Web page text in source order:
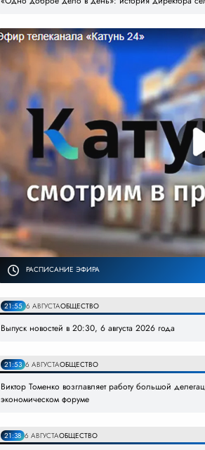
РАСПИСАНИЕ ЭФИРА
21:55 6 АВГУСТАОБЩЕСТВО
Выпуск новостей в 20:30, 6 августа 2026 года
21:53 6 АВГУСТАОБЩЕСТВО
Виктор Томенко возглавляет работу большой
экономическом форуме
21:38 6 АВГУСТАОБЩЕСТВО